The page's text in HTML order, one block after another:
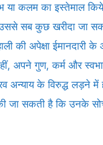
या कलम का इस्तेमाल
उससे सब कुछ खरीदा जा
की अपेक्षा ईमानदारी
अपने गुण, कर्म और
अन्याय के विरुद्ध लड़ने
जा सकती है कि उनके